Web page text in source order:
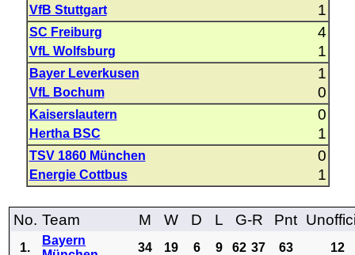
VfB Stuttgart 1
SC Freiburg 4
VfL Wolfsburg 1
Bayer Leverkusen 1
VfL Bochum 0
Kaiserslautern 0
Hertha BSC 1
TSV 1860 München 0
Energie Cottbus 1
No. Team M W D L G-R Pnt
1.
Bayern
34 19 6 9 62 37 63
12